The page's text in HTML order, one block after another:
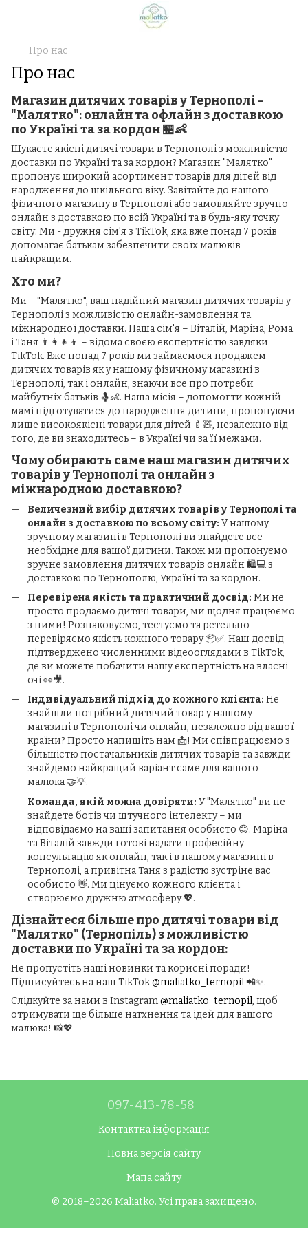
Про нас
Про нас
Магазин дитячих товарів у Тернополі -
"Малятко": онлайн та офлайн з доставкою
по Україні та за кордон 🏪👶
Шукаєте якісні дитячі товари в Тернополі з можливістю
доставки по Україні та за кордон? Магазин "Малятко"
пропонує широкий асортимент товарів для дітей від
народження до шкільного віку. Завітайте до нашого
фізичного магазину в Тернополі або замовляйте зручно
онлайн з доставкою по всій Україні та в будь-яку точку
світу. Ми - дружня сім'я з TikTok, яка вже понад 7 років
допомагає батькам забезпечити своїх малюків
найкращим.
Хто ми?
Ми – "Малятко", ваш надійний магазин дитячих товарів у
Тернополі з можливістю онлайн-замовлення та
міжнародної доставки. Наша сім'я – Віталій, Маріна, Рома
і Таня 👨‍👩‍👧‍👦 – відома своєю експертністю завдяки
TikTok. Вже понад 7 років ми займаємося продажем
дитячих товарів як у нашому фізичному магазині в
Тернополі, так і онлайн, знаючи все про потреби
майбутніх батьків 🤱👶. Наша місія – допомогти кожній
мамі підготуватися до народження дитини, пропонуючи
лише високоякісні товари для дітей 🍼🧸, незалежно від
того, де ви знаходитесь – в Україні чи за її межами.
Чому обирають саме наш магазин дитячих
товарів у Тернополі та онлайн з
міжнародною доставкою?
Величезний вибір дитячих товарів у Тернополі та
онлайн з доставкою по всьому світу: У нашому
зручному магазині в Тернополі ви знайдете все
необхідне для вашої дитини. Також ми пропонуємо
зручне замовлення дитячих товарів онлайн 🛍️💻 з
доставкою по Тернополю, Україні та за кордон.
Перевірена якість та практичний досвід: Ми не
просто продаємо дитячі товари, ми щодня працюємо
з ними! Розпаковуємо, тестуємо та ретельно
перевіряємо якість кожного товару 📦✅. Наш досвід
підтверджено численними відеооглядами в TikTok,
де ви можете побачити нашу експертність на власні
очі 👀🎥.
Індивідуальний підхід до кожного клієнта: Не
знайшли потрібний дитячий товар у нашому
магазині в Тернополі чи онлайн, незалежно від вашої
країни? Просто напишіть нам 📩! Ми співпрацюємо з
більшістю постачальників дитячих товарів та завжди
знайдемо найкращий варіант саме для вашого
малюка 🤝💡.
Команда, якій можна довіряти: У "Малятко" ви не
знайдете ботів чи штучного інтелекту – ми
відповідаємо на ваші запитання особисто 😊. Маріна
та Віталій завжди готові надати професійну
консультацію як онлайн, так і в нашому магазині в
Тернополі, а привітна Таня з радістю зустріне вас
особисто 👋. Ми цінуємо кожного клієнта і
створюємо дружню атмосферу 💖.
Дізнайтеся більше про дитячі товари від
"Малятко" (Тернопіль) з можливістю
доставки по Україні та за кордон:
Не пропустіть наші новинки та корисні поради!
Підписуйтесь на наш TikTok@maliatko_ternopil📲✨.
Слідкуйте за нами в Instagram@maliatko_ternopil, щоб
отримувати ще більше натхнення та ідей для вашого
малюка! 📸💖
097-413-78-58
Контактна інформація
Повна версія сайту
Мапа сайту
© 2018–2026 Maliatko. Усі права захищено.